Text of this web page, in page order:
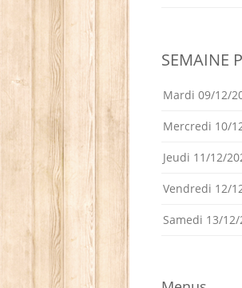
SEMAINE
Mardi 09/12/
Mercredi 10/
Jeudi 11/12/
Vendredi 12/
Samedi 13/12/